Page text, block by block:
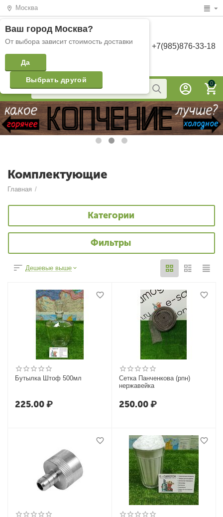
Москва
Ваш город Москва?
От выбора зависит стоимость доставки
Да
Выбрать другой
+7(985)876-33-18
0
Комплектующие
Главная /
Категории
Фильтры
Дешевые выше
Бутылка Штоф 500мл
225.00₽
Сетка Панченкова (рпн)
нержавейка
250.00₽